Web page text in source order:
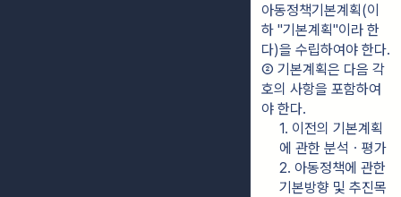
아동정책기본계획(이
하 "기본계획"이라 한
다)을 수립하여야 한다.
② 기본계획은 다음 각
호의 사항을 포함하여
야 한다.
1. 이전의 기본계획
에 관한 분석ㆍ평가
2. 아동정책에 관한
기본방향 및 추진목